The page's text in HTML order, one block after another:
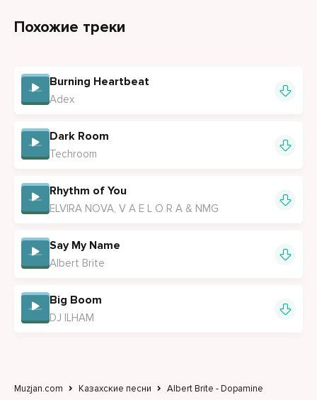
Похожие треки
Burning Heartbeat
Adex
Dark Room
Techroom
Rhythm of You
ELVIRA NOVA, V A E L O R A & NMG
Say My Name
Albert Brite
Big Boom
DJ ILHAM
Muzjan.com Казахские песни Albert Brite - Dopamine